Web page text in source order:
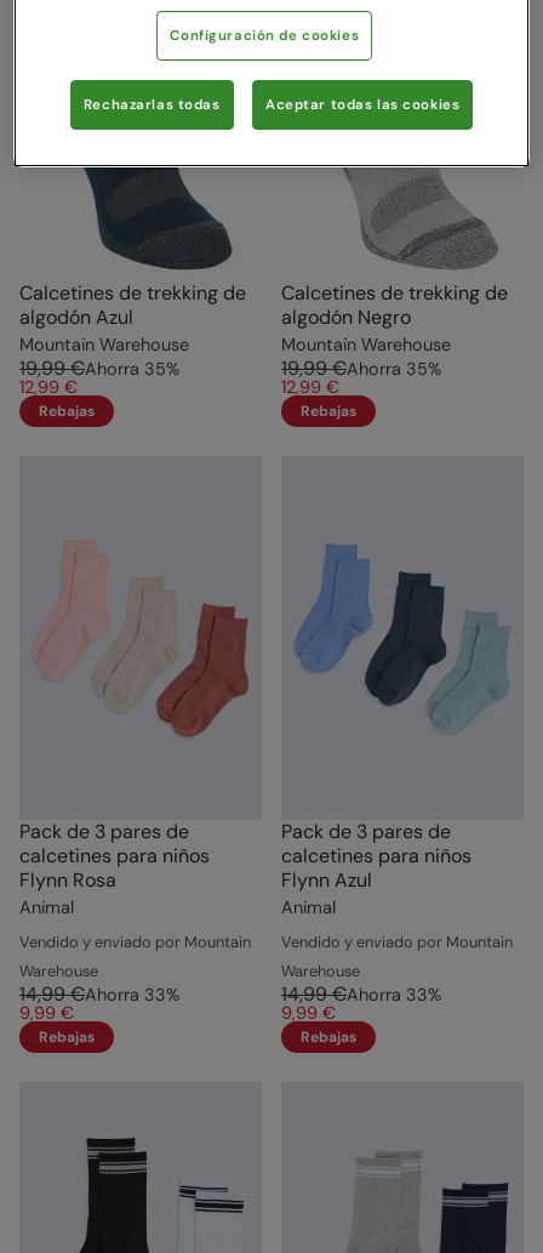
Calcetines de trekking de
algodón Azul
Mountain Warehouse
19,99 €Ahorra 35%
12,99 €
Rebajas
Calcetines de trekking de
algodón Negro
Mountain Warehouse
19,99 €Ahorra 35%
12,99 €
Rebajas
Pack de 3 pares de
calcetines para niños
Flynn Rosa
Animal
Vendido y enviado por Mountain
Warehouse
14,99 €Ahorra 33%
9,99 €
Rebajas
Pack de 3 pares de
calcetines para niños
Flynn Azul
Animal
Vendido y enviado por Mountain
Warehouse
14,99 €Ahorra 33%
9,99 €
Rebajas
Configuración de cookies
Rechazarlas todas Aceptar todas las cookies